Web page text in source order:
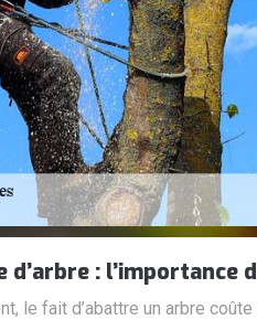
: l’importance
le fait d’abattre un arbre